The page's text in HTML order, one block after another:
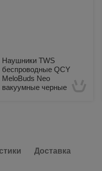
Наушники TWS
беспроводные QCY
MeloBuds Neo
вакуумные черные
Доставка